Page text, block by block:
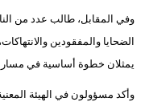
وفي المقابل، طالب عدد من
الضحايا والمفقودين
يمثلان خطوة أساسية في مسار
وأكد مسؤولون في الهيئة